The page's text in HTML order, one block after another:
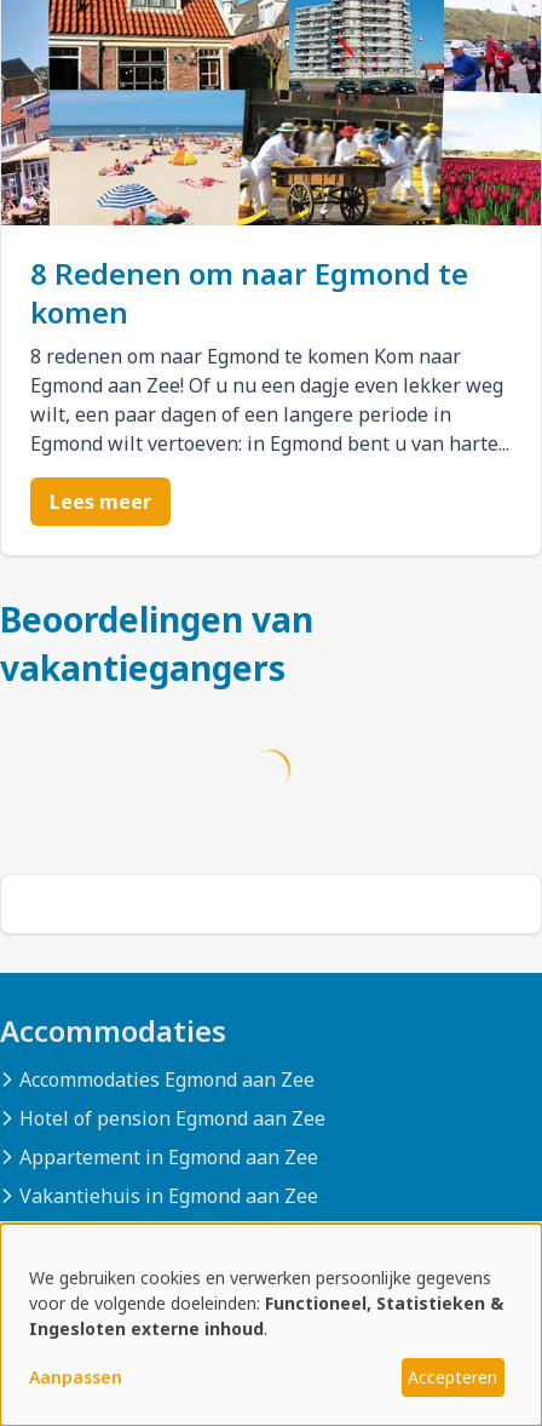
8 Redenen om naar Egmond te
komen
8 redenen om naar Egmond te komen Kom naar
Egmond aan Zee! Of u nu een dagje even lekker weg
wilt, een paar dagen of een langere periode in
Egmond wilt vertoeven: in Egmond bent u van harte...
Lees meer
Beoordelingen van
vakantiegangers
Accommodaties
Accommodaties Egmond aan Zee
Hotel of pension Egmond aan Zee
Appartement in Egmond aan Zee
Vakantiehuis in Egmond aan Zee
Naar Egmond aan Zee
Erop uit naar Egmond aan Zee
Betaalbare vakantie in Egmond
Gebruik
van
persoonlijke
We gebruiken cookies en verwerken persoonlijke gegevens
voor de volgende doeleinden: Functioneel, Statistieken &
Ingesloten externe inhoud.
Aanpassen Accepteren